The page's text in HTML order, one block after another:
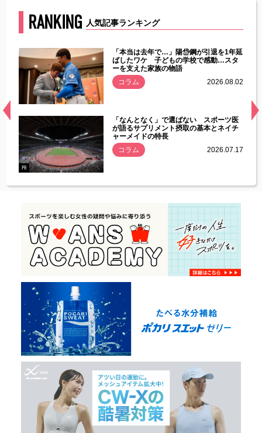
RANKING 人気記事ランキング
常
「本当は去年で…」陽岱鋼が引退を1年延
ばしたワケ 子どもの学校で感動…スタ
ーを支えた家族の物語
コラム
2026.08.02
PR
「なんとなく」で選ばない スポーツ医
が語るサプリメント摂取の基本とネイチ
ャーメイドの特長
コラム
2026.07.17